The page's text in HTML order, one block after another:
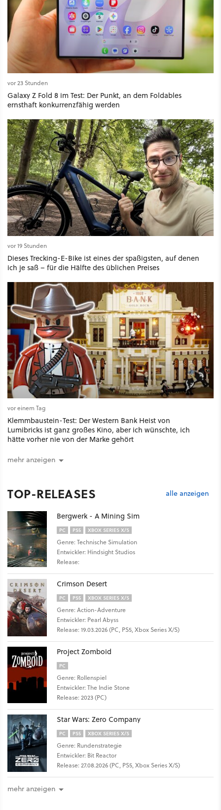
vor 23 Stunden
Galaxy Z Fold 8 im Test: Der Punkt, an dem Foldables
ernsthaft konkurrenzfähig werden
vor 19 Stunden
Dieses Trecking-E-Bike ist eines der spaßigsten, auf denen
ich je saß – für die Hälfte des üblichen Preises
vor einem Tag
Klemmbaustein-Test: Der Western Bank Heist von
Lumibricks ist ganz großes Kino, aber ich wünschte, ich
hätte vorher nie von der Marke gehört
mehr anzeigen
TOP-RELEASES alle anzeigen
Bergwerk - A Mining Sim
PC PS5 XBOX SERIES X/S
Genre: Technische Simulation
Entwickler: Hindsight Studios
Release:
Crimson Desert
PC PS5 XBOX SERIES X/S
Genre: Action-Adventure
Entwickler: Pearl Abyss
Release: 19.03.2026 (PC, PS5, Xbox Series X/S)
Project Zomboid
PC
Genre: Rollenspiel
Entwickler: The Indie Stone
Release: 2023 (PC)
Star Wars: Zero Company
PC PS5 XBOX SERIES X/S
Genre: Rundenstrategie
Entwickler: Bit Reactor
Release: 27.08.2026 (PC, PS5, Xbox Series X/S)
mehr anzeigen